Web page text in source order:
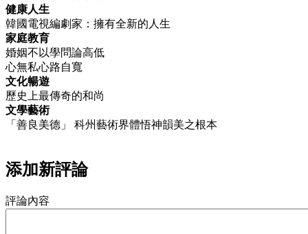
健康人生
韓國電視編劇家：擁有全新的人生
家庭教育
婚姻不以學問論高低
心無私心路自寬
文化暢遊
歷史上最傳奇的和尚
文學藝術
「善良美德」 科州藝術界體悟神韻美之根本
添加新評論
評論內容